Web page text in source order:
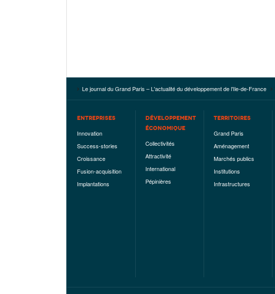
Le journal du Grand Paris – L'actualité du développement de l'Ile-de-France
ENTREPRISES
Innovation
Success-stories
Croissance
Fusion-acquisition
Implantations
DÉVELOPPEMENT
ÉCONOMIQUE
Collectivités
Attractivité
International
Pépinières
TERRITOIRES
Grand Paris
Aménagement
Marchés publics
Institutions
Infrastructures